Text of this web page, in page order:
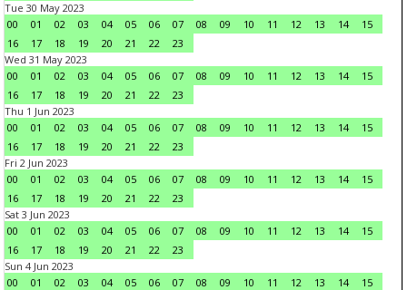
Tue 30 May 2023
00
01 02 03 04 05 06 07 08 09 10 11 12 13 14
15
16
17 18 19 20 21 22
23
Wed 31 May 2023
00
01 02 03 04 05 06 07 08 09 10 11 12 13 14
15
16
17 18 19 20 21 22
23
Thu 1 Jun 2023
00
01 02 03 04 05 06 07 08 09 10 11 12 13 14
15
16
17 18 19 20 21 22
23
Fri 2 Jun 2023
00
01 02 03 04 05 06 07 08 09 10 11 12 13 14
15
16
17 18 19 20 21 22
23
Sat 3 Jun 2023
00
01 02 03 04 05 06 07 08 09 10 11 12 13 14
15
16
17 18 19 20 21 22
23
Sun 4 Jun 2023
00
01 02 03 04 05 06 07 08 09 10 11 12 13 14
15